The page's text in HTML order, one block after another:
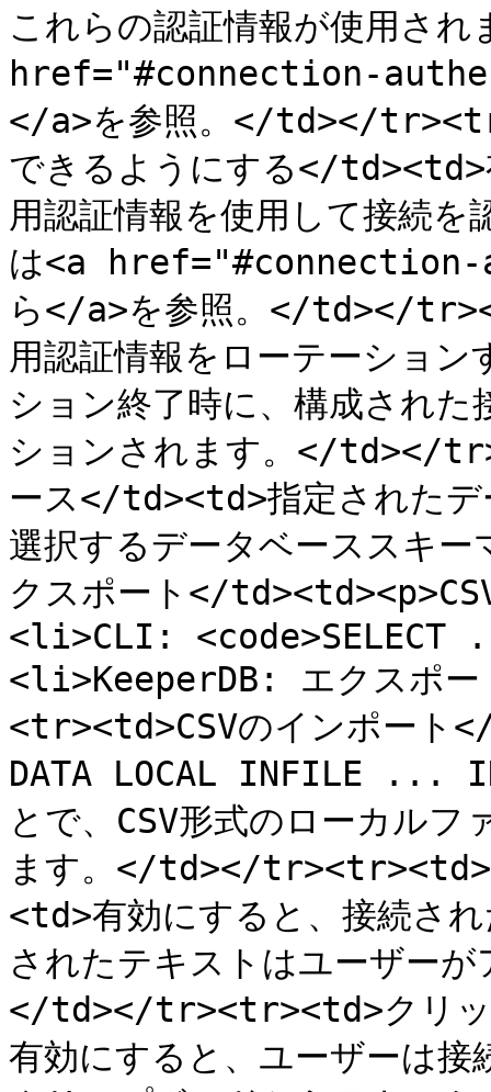
これらの認証情報が使用され
href="#connection-
</a>を参照。</td></
できるようにする</td><td>
用認証情報を使用して接続
は<a
ら</a>を参照。</td></
用認証情報をローテーショ
ション終了時に、構成された
ションされます。</td></
ース</td><td>指定されたデ
選択するデータベーススキ
クスポート</
<li>CLI: <code>SELECT
<li>KeeperDB: エクスポ
<tr><td>CSVのインポート
DATA LOCAL INFILE ...
とで、CSV形式のローカル
ます。</td></tr><tr><td>
<td>有効にすると、接続さ
されたテキストはユーザー
</td></tr><tr><td>クリッ
有効にすると、ユーザーは